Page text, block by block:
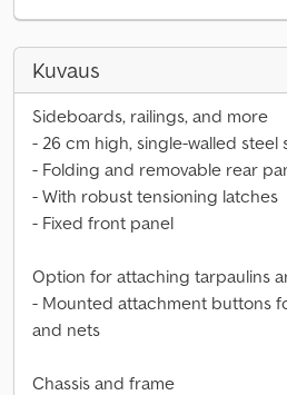
Kuvaus
Sideboards, railings, and more
- 26 cm high, single-walled steel
- Folding and removable rear
- With robust tensioning latches
- Fixed front panel
Option for attaching tarpaulins
- Mounted attachment buttons
and nets
Chassis and frame